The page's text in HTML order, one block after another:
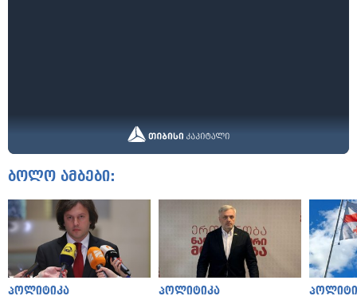
ბოლო ამბები:
პოლიტიკა პოლიტიკა